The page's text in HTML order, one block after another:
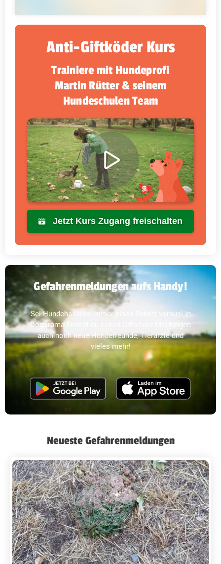
Anti-Giftköder Kurs
Trainiere mit Hundeprofi
Martin Rütter & seinem
Hundeschulen Team
Jetzt Kurs Zugang freischalten
Gefahrenmeldungen aufs Handy!
Sei Hundehassern immer einen Schritt voraus! In
Dogorama findest du neben Giftköder-Meldungen
auch noch neue Hundefreunde, Tierärzte und
vieles mehr!
Neueste Gefahrenmeldungen